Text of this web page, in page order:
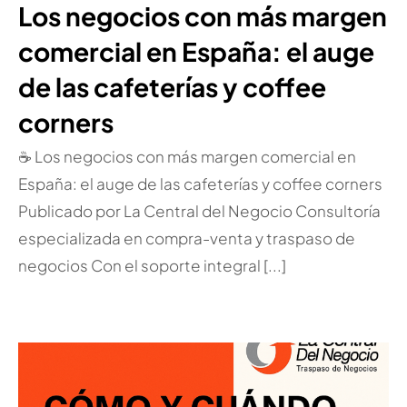
Los negocios con más margen
comercial en España: el auge
de las cafeterías y coffee
corners
☕ Los negocios con más margen comercial en
España: el auge de las cafeterías y coffee corners
Publicado por La Central del Negocio Consultoría
especializada en compra-venta y traspaso de
negocios Con el soporte integral [...]